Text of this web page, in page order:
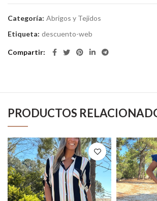
Categoría: Abrigos y Tejidos
Etiqueta: descuento-web
Compartir
PRODUCTOS